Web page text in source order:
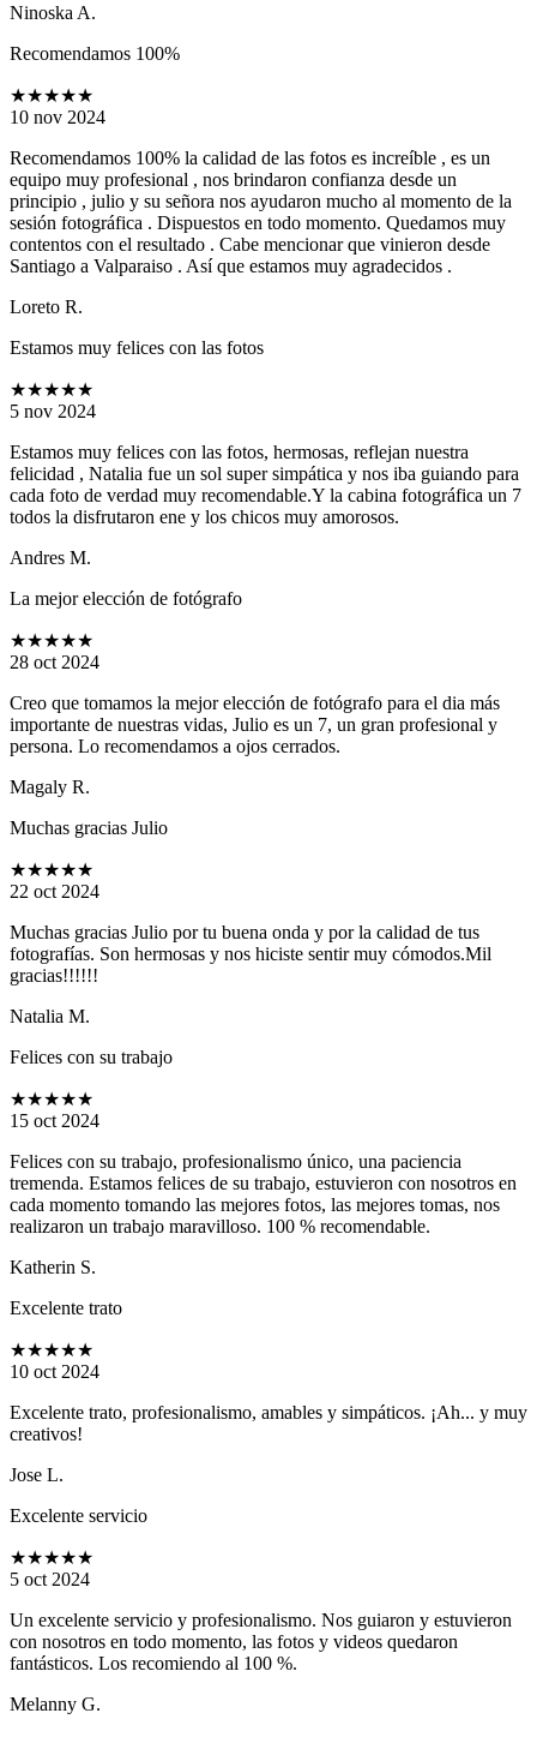
Ninoska A.
Recomendamos 100%
★★★★★
10 nov 2024
Recomendamos 100% la calidad de las fotos es increíble , es un
equipo muy profesional , nos brindaron confianza desde un
principio , julio y su señora nos ayudaron mucho al momento de la
sesión fotográfica . Dispuestos en todo momento. Quedamos muy
contentos con el resultado . Cabe mencionar que vinieron desde
Santiago a Valparaiso . Así que estamos muy agradecidos .
Loreto R.
Estamos muy felices con las fotos
★★★★★
5 nov 2024
Estamos muy felices con las fotos, hermosas, reflejan nuestra
felicidad , Natalia fue un sol super simpática y nos iba guiando para
cada foto de verdad muy recomendable.Y la cabina fotográfica un 7
todos la disfrutaron ene y los chicos muy amorosos.
Andres M.
La mejor elección de fotógrafo
★★★★★
28 oct 2024
Creo que tomamos la mejor elección de fotógrafo para el dia más
importante de nuestras vidas, Julio es un 7, un gran profesional y
persona. Lo recomendamos a ojos cerrados.
Magaly R.
Muchas gracias Julio
★★★★★
22 oct 2024
Muchas gracias Julio por tu buena onda y por la calidad de tus
fotografías. Son hermosas y nos hiciste sentir muy cómodos.Mil
gracias!!!!!!
Natalia M.
Felices con su trabajo
★★★★★
15 oct 2024
Felices con su trabajo, profesionalismo único, una paciencia
tremenda. Estamos felices de su trabajo, estuvieron con nosotros en
cada momento tomando las mejores fotos, las mejores tomas, nos
realizaron un trabajo maravilloso. 100 % recomendable.
Katherin S.
Excelente trato
★★★★★
10 oct 2024
Excelente trato, profesionalismo, amables y simpáticos. ¡Ah... y muy
creativos!
Jose L.
Excelente servicio
★★★★★
5 oct 2024
Un excelente servicio y profesionalismo. Nos guiaron y estuvieron
con nosotros en todo momento, las fotos y videos quedaron
fantásticos. Los recomiendo al 100 %.
Melanny G.